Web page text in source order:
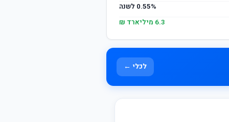
0.55% לשנה
6.3 מיליארד ₪
לכלי ←